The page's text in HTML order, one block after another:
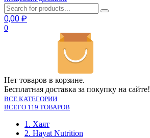
0,00 ₽
0
Нет товаров в корзине.
Бесплатная доставка за покупку на сайте!
ВСЕ КАТЕГОРИИ
ВСЕГО 119 ТОВАРОВ
1. Хаят
2. Hayat Nutrition